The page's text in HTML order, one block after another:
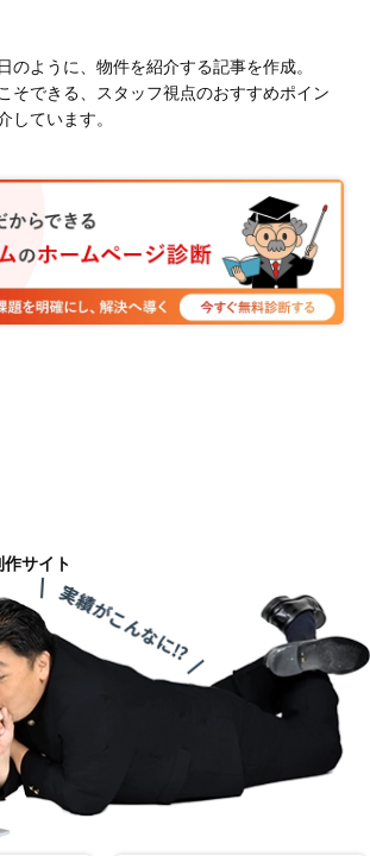
のように、物件を紹介する記事を作成。
そできる、スタッフ視点のおすすめポイン
しています。
サイト